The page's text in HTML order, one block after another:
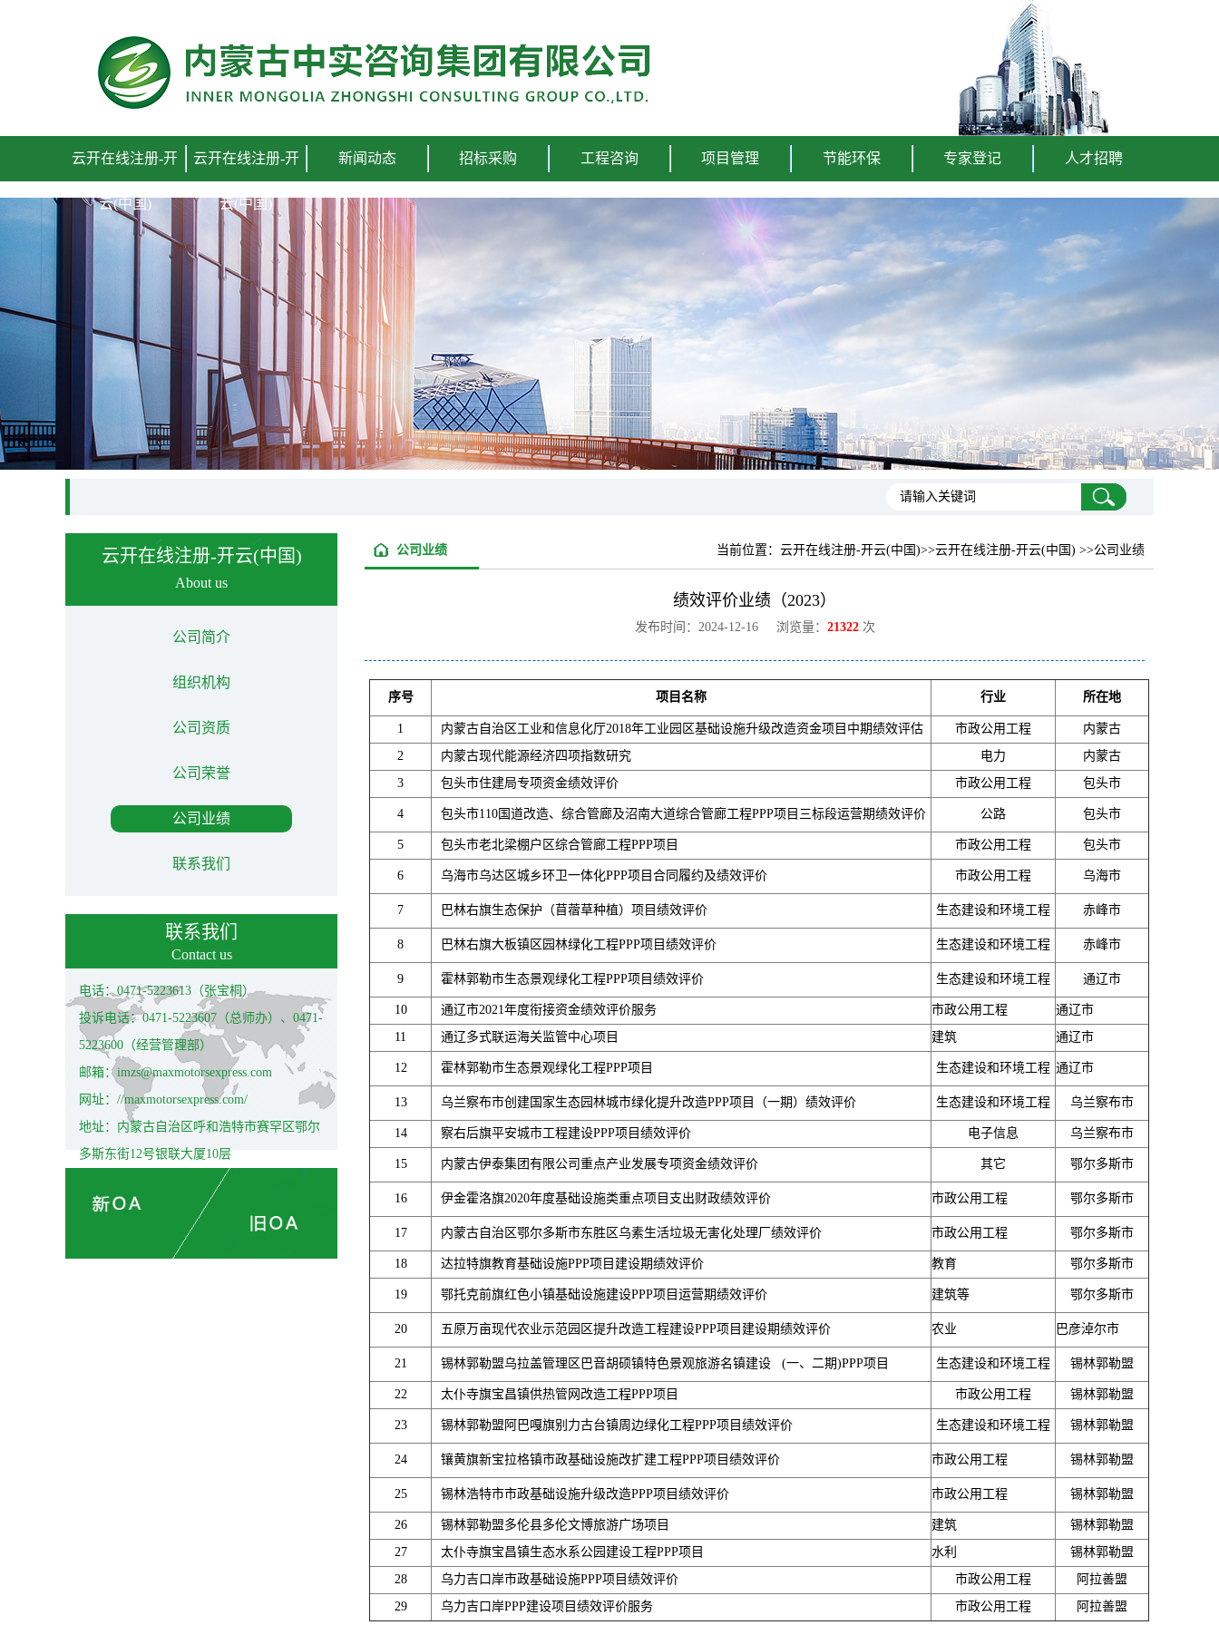
云开在线注册-开
云(中国)
云开在线注册-开
云(中国)
新闻动态 招标采购 工程咨询 项目管理 节能环保 专家登记 人才招聘
云开在线注册-开云(中国)
About us
公司简介
组织机构
公司资质
公司荣誉
公司业绩
联系我们
联系我们
Contact us
电话：0471-5223613（张宝桐）
投诉电话：0471-5223607（总师办）、0471-
5223600（经营管理部）
邮箱：imzs@maxmotorsexpress.com
网址：//maxmotorsexpress.com/
地址：内蒙古自治区呼和浩特市赛罕区鄂尔
多斯东街12号银联大厦10层
当前位置： 云开在线注册-开云(中国)>>云开在线注册-开云(中国) >>公司业绩
公司业绩
绩效评价业绩（2023）
发布时间：2024-12-16 浏览量： 21322次
序号 项目名称 行业 所在地
1 内蒙古自治区工业和信息化厅2018年工业园区基础设施升级改造资金项目中期绩效评估 市政公用工程
内蒙古
2
内蒙古现代能源经济四项指数研究 电力
内蒙古
3
包头市住建局专项资金绩效评价 市政公用工程 包头市
4 包头市110国道改造、综合管廊及沼南大道综合管廊工程PPP项目三标段运营期绩效评价 公路 包头市
5 包头市老北梁棚户区综合管廊工程PPP项目 市政公用工程 包头市
6 乌海市乌达区城乡环卫一体化PPP项目合同履约及绩效评价 市政公用工程 乌海市
7 巴林右旗生态保护（苜蓿草种植）项目绩效评价 生态建设和环境工程 赤峰市
8 巴林右旗大板镇区园林绿化工程PPP项目绩效评价 生态建设和环境工程 赤峰市
9 霍林郭勒市生态景观绿化工程PPP项目绩效评价 生态建设和环境工程 通辽市
10 通辽市2021年度衔接资金绩效评价服务 市政公用工程
通辽市
11
通辽多式联运海关监管中心项目 建筑 通辽市
12 霍林郭勒市生态景观绿化工程PPP项目 生态建设和环境工程 通辽市
13 乌兰察布市创建国家生态园林城市绿化提升改造PPP项目（一期）绩效评价 生态建设和环境工程 乌兰察布市
14 察右后旗平安城市工程建设PPP项目绩效评价 电子信息 乌兰察布市
15 内蒙古伊泰集团有限公司重点产业发展专项资金绩效评价 其它 鄂尔多斯市
16 伊金霍洛旗2020年度基础设施类重点项目支出财政绩效评价 市政公用工程 鄂尔多斯市
17 内蒙古自治区鄂尔多斯市东胜区乌素生活垃圾无害化处理厂绩效评价 市政公用工程 鄂尔多斯市
18 达拉特旗教育基础设施PPP项目建设期绩效评价 教育 鄂尔多斯市
19 鄂托克前旗红色小镇基础设施建设PPP项目运营期绩效评价 建筑等 鄂尔多斯市
20 五原万亩现代农业示范园区提升改造工程建设PPP项目建设期绩效评价 农业 巴彦淖尔市
21 锡林郭勒盟乌拉盖管理区巴音胡硕镇特色景观旅游名镇建设 (一、二期)PPP项目 生态建设和环境工程 锡林郭勒盟
22 太仆寺旗宝昌镇供热管网改造工程PPP项目 市政公用工程 锡林郭勒盟
23 锡林郭勒盟阿巴嘎旗别力古台镇周边绿化工程PPP项目绩效评价 生态建设和环境工程 锡林郭勒盟
24 镶黄旗新宝拉格镇市政基础设施改扩建工程PPP项目绩效评价 市政公用工程 锡林郭勒盟
25 锡林浩特市市政基础设施升级改造PPP项目绩效评价 市政公用工程 锡林郭勒盟
26 锡林郭勒盟多伦县多伦文博旅游广场项目 建筑
锡林郭勒盟
27
太仆寺旗宝昌镇生态水系公园建设工程PPP项目 水利
锡林郭勒盟
28
乌力吉口岸市政基础设施PPP项目绩效评价 市政公用工程
阿拉善盟
29
乌力吉口岸PPP建设项目绩效评价服务 市政公用工程 阿拉善盟